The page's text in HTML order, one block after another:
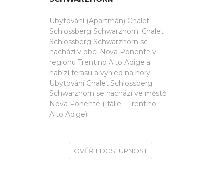
Ubytování (Apartmán) Chalet
Schlossberg Schwarzhorn. Chalet
Schlossberg Schwarzhorn se
nachází v obci Nova Ponente v
regionu Trentino Alto Adige a
nabízí terasu a výhled na hory.
Ubytování Chalet Schlossberg
Schwarzhorn se nachází ve městě
Nova Ponente (Itálie - Trentino
Alto Adige).
OVĚŘIT DOSTUPNOST